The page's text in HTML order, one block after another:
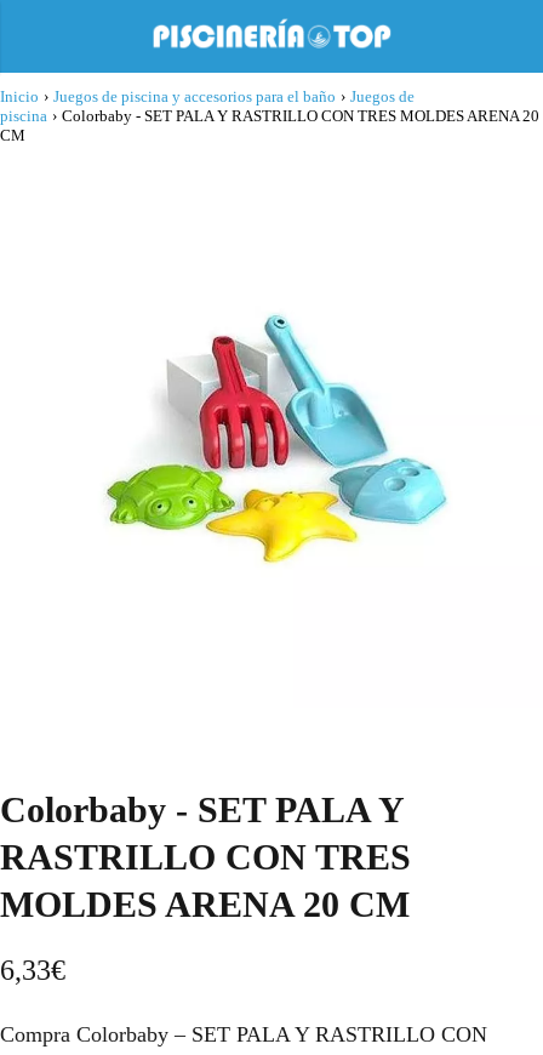
Inicio › Juegos de piscina y accesorios para el baño › Juegos de
piscina › Colorbaby - SET PALA Y RASTRILLO CON TRES MOLDES ARENA 20
CM
Colorbaby - SET PALA Y
RASTRILLO CON TRES
MOLDES ARENA 20 CM
6,33€
Compra Colorbaby – SET PALA Y RASTRILLO CON